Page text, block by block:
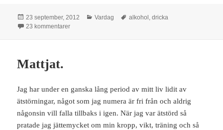
Postat
23 september, 2012 Kategorier
Vardag Taggar
alkohol ,dricka
23 kommentarertill Alkoholen.
Mattjat.
Jag har under en ganska lång period av mitt liv lidit av
ätstörningar, något som jag numera är fri från och aldrig
någonsin vill falla tillbaks i igen. När jag var ätstörd så
pratade jag jättemycket om min kropp, vikt, träning och så